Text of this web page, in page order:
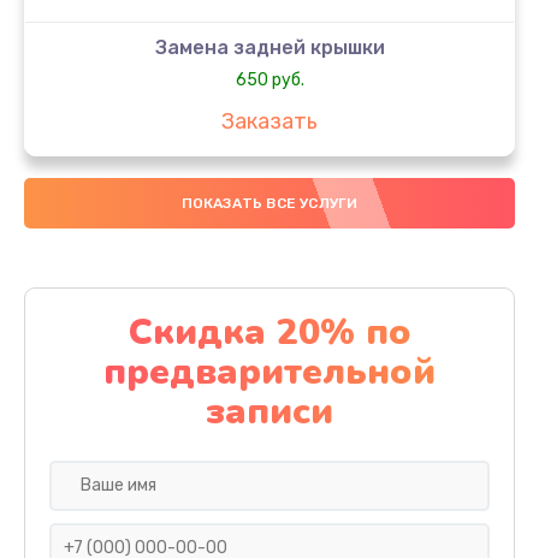
Замена задней крышки
650 руб.
Заказать
Замена аккумулятора
4000 руб.
Замена материнской платы
1100 руб.
Заказать
ПОКАЗАТЬ ВСЕ УСЛУГИ
Скидка 20% по
предварительной
записи